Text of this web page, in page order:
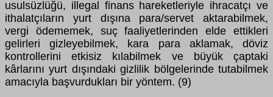
usulsüzlüğü, illegal finans hareketleriyle ihracatçı ve
ithalatçıların yurt dışına para/servet aktarabilmek,
vergi ödememek, suç faaliyetlerinden elde ettikleri
gelirleri gizleyebilmek, kara para aklamak, döviz
kontrollerini etkisiz kılabilmek ve büyük çaptaki
kârlarını yurt dışındaki gizlilik bölgelerinde tutabilmek
amacıyla başvurdukları bir yöntem. (9)